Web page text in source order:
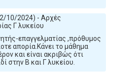
10/2024) - Αρχές
Γ λυκείου
επαγγελματίας ,πρόθυμος
απορία.Κάνει το μάθημα
και είναι ακριβώς ότι
στην Β και Γ λυκείου.